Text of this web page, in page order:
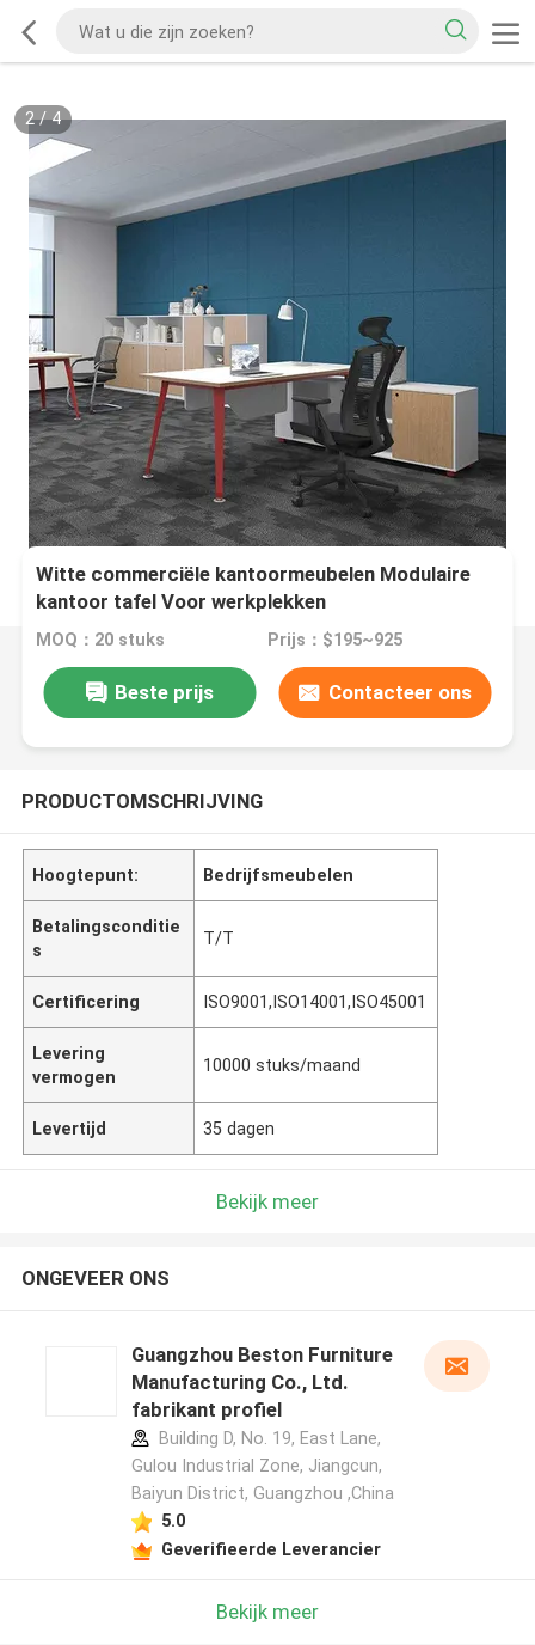
2/4
Witte commerciële kantoormeubelen Modulaire
kantoor tafel Voor werkplekken
MOQ：20 stuks Prijs：$195~925
Beste prijs Contacteer ons
PRODUCTOMSCHRIJVING
Hoogtepunt: Bedrijfsmeubelen
Betalingsconditie
s
T/T
Certificering ISO9001,ISO14001,ISO45001
Levering
vermogen
10000 stuks/maand
Levertijd 35 dagen
Bekijk meer
ONGEVEER ONS
Guangzhou Beston Furniture
Manufacturing Co., Ltd.
fabrikant profiel
Building D, No. 19, East Lane,
Gulou Industrial Zone, Jiangcun,
Baiyun District, Guangzhou ,China
5.0
Geverifieerde Leverancier
Bekijk meer